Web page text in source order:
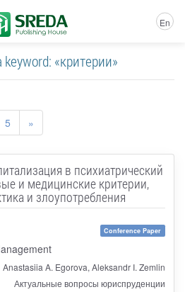
En
«критерии»
5 »
в психиатрический
и медицинские критерии,
и злоупотребления
Conference Paper
Anastasiia A. Egorova, Aleksandr I. Zemlin
Актуальные вопросы юриспруденции